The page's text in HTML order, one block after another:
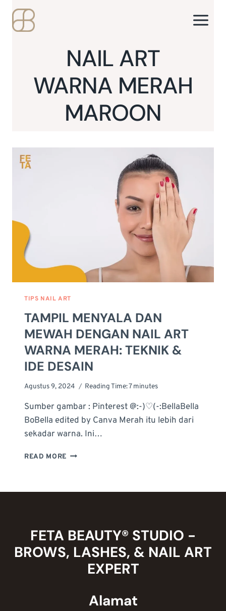
content
NAIL ART
WARNA MERAH
MAROON
TIPS NAIL ART
TAMPIL MENYALA DAN
MEWAH DENGAN NAIL ART
WARNA MERAH: TEKNIK &
IDE DESAIN
Agustus 9, 2024 Reading Time:7minutes
Sumber gambar : Pinterest @:-)♡(-:BellaBella
BoBella edited by Canva Merah itu lebih dari
sekadar warna. Ini…
READ MORE TAMPIL
WARNA
MERAH:
TEKNIK
&
FETA BEAUTY® STUDIO -
BROWS, LASHES, & NAIL ART
EXPERT
Alamat